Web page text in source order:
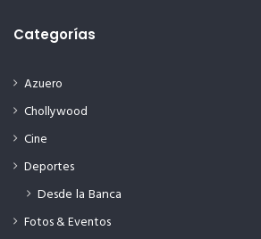
Categorías
Azuero
Chollywood
Cine
Deportes
Desde la Banca
Fotos & Eventos